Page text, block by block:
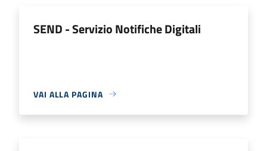
SEND - Servizio Notifiche Digitali
VAI ALLA PAGINA